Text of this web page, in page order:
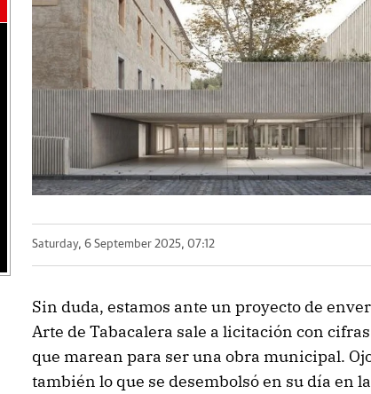
Saturday, 6 September 2025, 07:12
Sin duda, estamos ante un proyecto de
Arte de Tabacalera sale a licitación con
que marean para ser una obra municipal.
también lo que se desembolsó en su día en